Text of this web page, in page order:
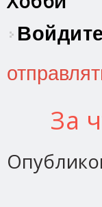
Войдите
За